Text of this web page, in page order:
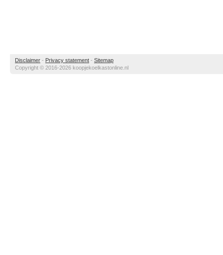
Disclaimer - Privacy statement - Sitemap
Copyright © 2016-2026 koopjekoelkastonline.nl